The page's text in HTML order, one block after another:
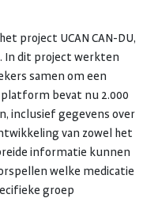
project UCAN CAN-DU,
In dit project werkten
samen om een
bevat nu 2.000
inclusief gegevens over
van zowel het
informatie kunnen
welke medicatie
groep